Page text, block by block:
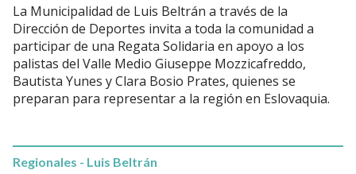
La Municipalidad de Luis Beltrán a través de la
Dirección de Deportes invita a toda la comunidad a
participar de una Regata Solidaria en apoyo a los
palistas del Valle Medio Giuseppe Mozzicafreddo,
Bautista Yunes y Clara Bosio Prates, quienes se
preparan para representar a la región en Eslovaquia.
Regionales - Luis Beltrán